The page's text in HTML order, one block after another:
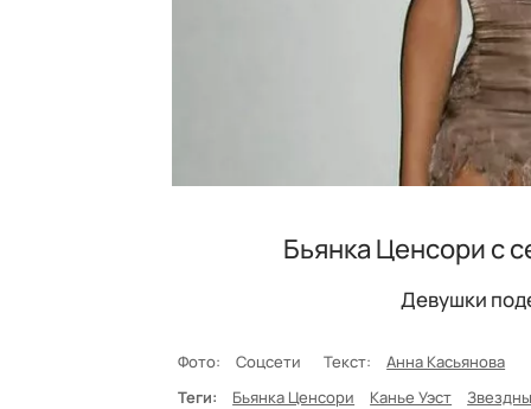
Бьянка Ценсори с
Девушки
Фото: Соцсети Текст:
Анна Касьянова
Теги:
Бьянка Ценсори Канье Уэст